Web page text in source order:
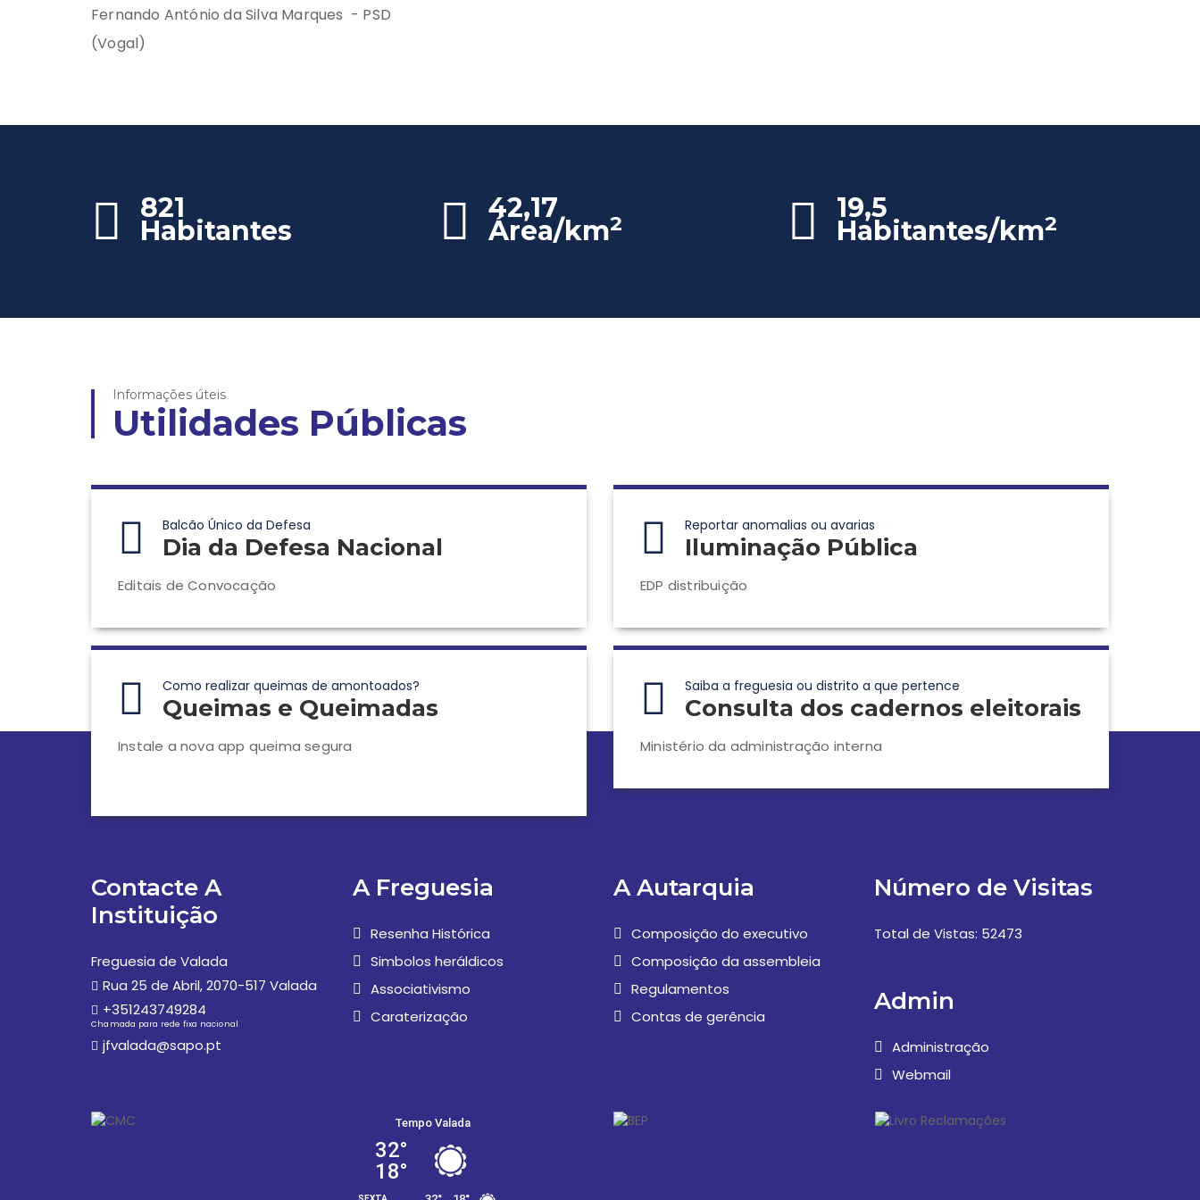
Fernando António da Silva Marques - PSD
(Vogal)
821
Habitantes
42,17
Área/km2 19,5
Habitantes/km2
Informações úteis
Utilidades Públicas
Balcão Único da Defesa
Dia da Defesa Nacional
Editais de Convocação
Reportar anomalias ou avarias
Iluminação Pública
EDP distribuição
Como realizar queimas de amontoados?
Queimas e Queimadas
Instale a nova app queima segura
Saiba a freguesia ou distrito a que pertence
Consulta dos cadernos eleitorais
Ministério da administração interna
Contacte A
Instituição
Freguesia de Valada
Rua 25 de Abril, 2070-517 Valada
+351243749284
Chamada para rede fixa nacional
jfvalada@sapo.pt
A Freguesia
Resenha Histórica
Simbolos heráldicos
Associativismo
Caraterização
A Autarquia
Composição do executivo
Composição da assembleia
Regulamentos
Contas de gerência
Número de Visitas
Total de Vistas: 52473
Admin
Administração
Webmail